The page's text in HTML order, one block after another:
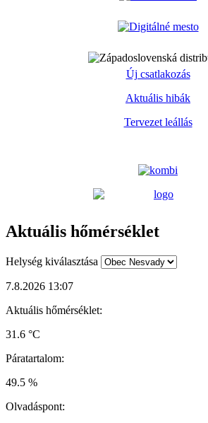
Új csatlakozás
Aktuális hibák
Tervezet leállás
Aktuális hőmérséklet
Helység kiválasztása
7.8.2026 13:07
Aktuális hőmérséklet:
31.6 °C
Páratartalom:
49.5 %
Olvadáspont: